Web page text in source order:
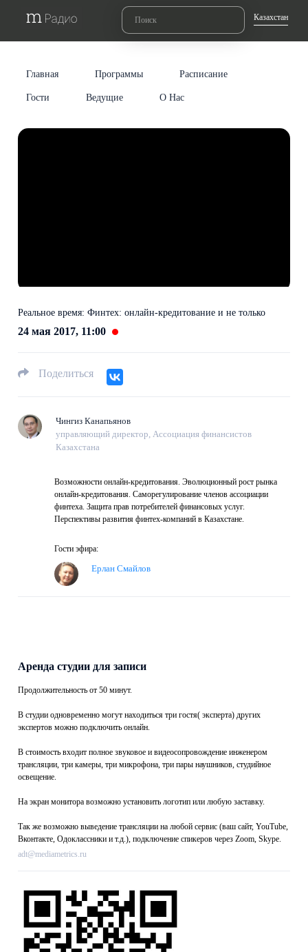
Казахстан
Главная Программы Расписание
Гости Ведущие О Нас
Реальное время: Финтех: онлайн-кредитование и не только
24 мая 2017, 11:00
Поделиться
Чингиз Канапьянов
управляющий директор, Ассоциация финансистов
Казахстана
Возможности онлайн-кредитования. Эволюционный рост рынка
онлайн-кредитования. Саморегулирование членов ассоциации
финтеха. Защита прав потребителей финансовых услуг.
Перспективы развития финтех-компаний в Казахстане.
Гости эфира:
Ерлан Смайлов
Аренда студии для записи
Продолжительность от 50 минут.
В студии одновременно могут находиться три гостя( эксперта) других
экспертов можно подключить онлайн.
В стоимость входит полное звуковое и видеосопровождение инженером
трансляции, три камеры, три микрофона, три пары наушников, студийное
освещение.
На экран монитора возможно установить логотип или любую заставку.
Так же возможно выведение трансляции на любой сервис (ваш сайт, YouTube,
Вконтакте, Одоклассники и т.д.), подключение спикеров через Zoom, Skype.
adt@mediametrics.ru